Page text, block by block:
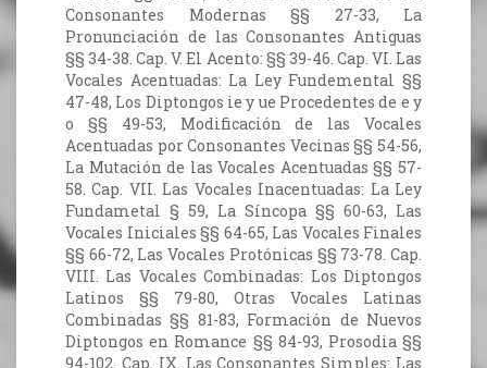
Consonantes Modernas §§ 27-33, La
Pronunciación de las Consonantes Antiguas
§§ 34-38. Cap. V. El Acento: §§ 39-46. Cap. VI. Las
Vocales Acentuadas: La Ley Fundemental §§
47-48, Los Diptongos ie y ue Procedentes de e y
o §§ 49-53, Modificación de las Vocales
Acentuadas por Consonantes Vecinas §§ 54-56,
La Mutación de las Vocales Acentuadas §§ 57-
58. Cap. VII. Las Vocales Inacentuadas: La Ley
Fundametal § 59, La Síncopa §§ 60-63, Las
Vocales Iniciales §§ 64-65, Las Vocales Finales
§§ 66-72, Las Vocales Protónicas §§ 73-78. Cap.
VIII. Las Vocales Combinadas: Los Diptongos
Latinos §§ 79-80, Otras Vocales Latinas
Combinadas §§ 81-83, Formación de Nuevos
Diptongos en Romance §§ 84-93, Prosodia §§
94-102. Cap. IX. Las Consonantes Simples: Las